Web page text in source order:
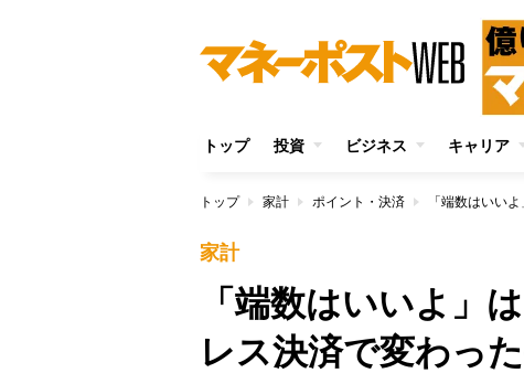
トップ 投資 ビジネス キャリア
トップ 家計 ポイント・決済
家計
「端数はいいよ」
レス決済で変わっ